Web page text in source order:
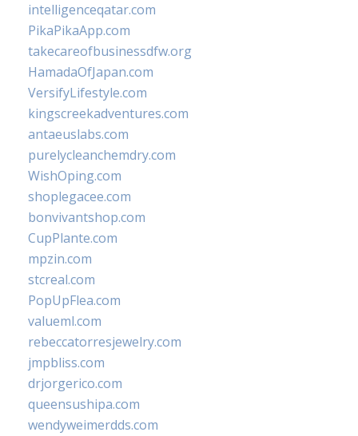
intelligenceqatar.com
PikaPikaApp.com
takecareofbusinessdfw.org
HamadaOfJapan.com
VersifyLifestyle.com
kingscreekadventures.com
antaeuslabs.com
purelycleanchemdry.com
WishOping.com
shoplegacee.com
bonvivantshop.com
CupPlante.com
mpzin.com
stcreal.com
PopUpFlea.com
valueml.com
rebeccatorresjewelry.com
jmpbliss.com
drjorgerico.com
queensushipa.com
wendyweimerdds.com